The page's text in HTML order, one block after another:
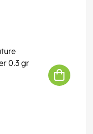
0.3 gr